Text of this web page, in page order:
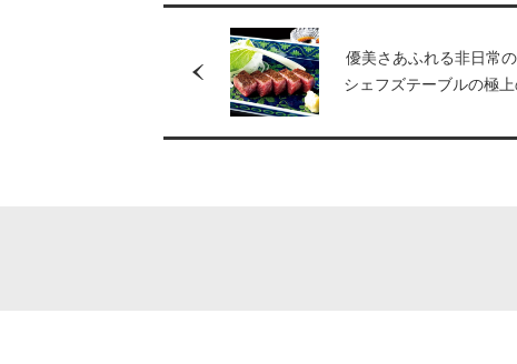
優美さあふれる非日常
シェフズテーブルの極
い亭